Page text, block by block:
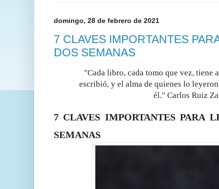
domingo, 28 de febrero de 2021
7 CLAVES IMPORTANTES
DOS SEMANAS
"Cada libro, cada tomo que vez, tiene
escribió, y el alma de quienes lo
él." Carlos Ruiz
7 CLAVES IMPORTANTES PARA
SEMANAS